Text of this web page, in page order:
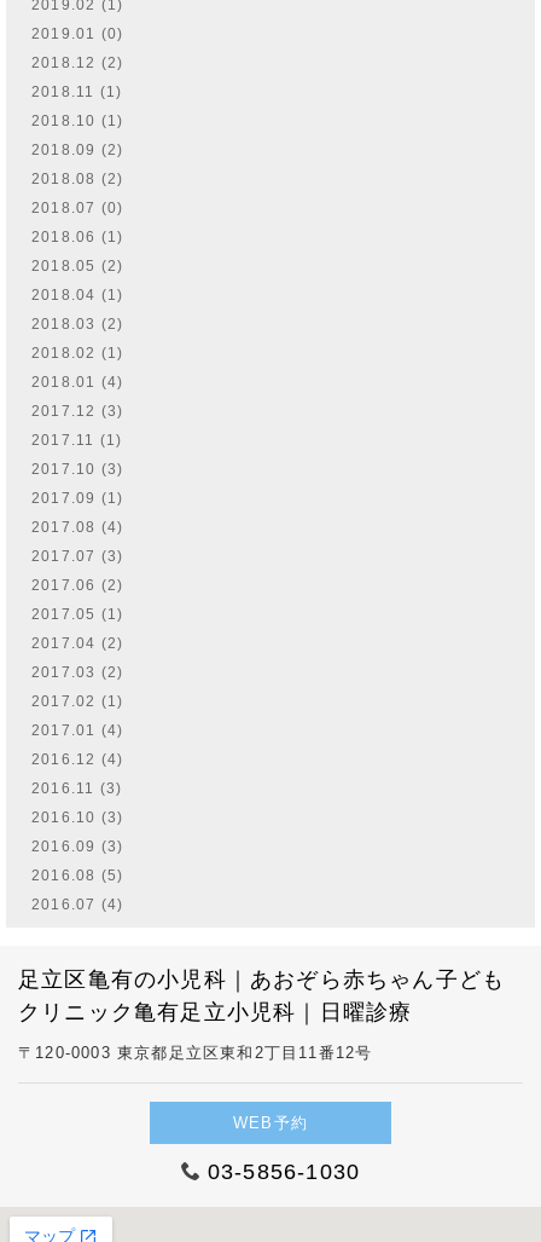
2019.02 (1)
2019.01 (0)
2018.12 (2)
2018.11 (1)
2018.10 (1)
2018.09 (2)
2018.08 (2)
2018.07 (0)
2018.06 (1)
2018.05 (2)
2018.04 (1)
2018.03 (2)
2018.02 (1)
2018.01 (4)
2017.12 (3)
2017.11 (1)
2017.10 (3)
2017.09 (1)
2017.08 (4)
2017.07 (3)
2017.06 (2)
2017.05 (1)
2017.04 (2)
2017.03 (2)
2017.02 (1)
2017.01 (4)
2016.12 (4)
2016.11 (3)
2016.10 (3)
2016.09 (3)
2016.08 (5)
2016.07 (4)
足立区亀有の小児科｜あおぞら赤ちゃん子ども
クリニック亀有足立小児科｜日曜診療
〒120-0003 東京都足立区東和2丁目11番12号
WEB予約
03-5856-1030